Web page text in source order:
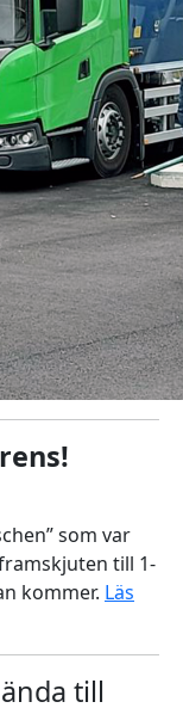
som var
till 1-
kommer. Läs
till